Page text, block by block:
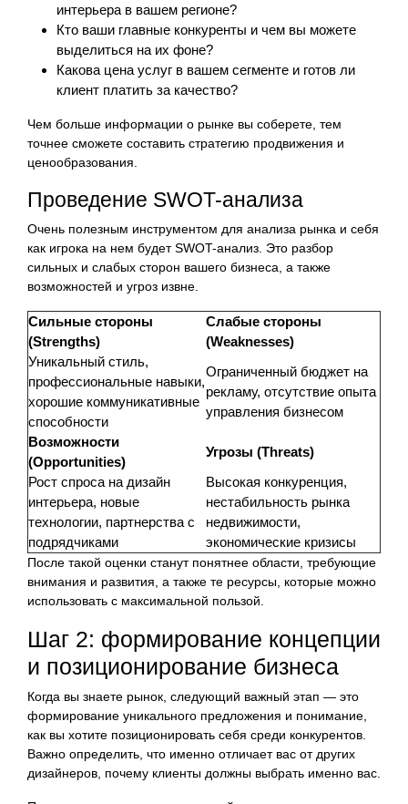
интерьера в вашем регионе?
Кто ваши главные конкуренты и чем вы можете
выделиться на их фоне?
Какова цена услуг в вашем сегменте и готов ли
клиент платить за качество?
Чем больше информации о рынке вы соберете, тем
точнее сможете составить стратегию продвижения и
ценообразования.
Проведение SWOT-анализа
Очень полезным инструментом для анализа рынка и себя
как игрока на нем будет SWOT-анализ. Это разбор
сильных и слабых сторон вашего бизнеса, а также
возможностей и угроз извне.
Сильные стороны
(Strengths)
Слабые стороны
(Weaknesses)
Уникальный стиль,
профессиональные навыки,
хорошие коммуникативные
способности
Ограниченный бюджет на
рекламу, отсутствие опыта
управления бизнесом
Возможности
(Opportunities)
Угрозы (Threats)
Рост спроса на дизайн
интерьера, новые
технологии, партнерства с
подрядчиками
Высокая конкуренция,
нестабильность рынка
недвижимости,
экономические кризисы
После такой оценки станут понятнее области, требующие
внимания и развития, а также те ресурсы, которые можно
использовать с максимальной пользой.
Шаг 2: формирование концепции
и позиционирование бизнеса
Когда вы знаете рынок, следующий важный этап — это
формирование уникального предложения и понимание,
как вы хотите позиционировать себя среди конкурентов.
Важно определить, что именно отличает вас от других
дизайнеров, почему клиенты должны выбрать именно вас.